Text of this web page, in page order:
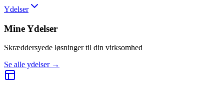
Ydelser
Mine Ydelser
Skræddersyede løsninger til din virksomhed
Se alle ydelser →